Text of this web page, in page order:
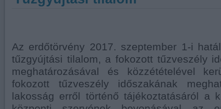
Az erdőtörvény 2017. szeptember 1-i
tűzgyújtási tilalom, a fokozott tűzveszély
meghatározásával és közzétételével
fokozott tűzveszély időszakának
lakosság erről történő tájékoztatásáról a